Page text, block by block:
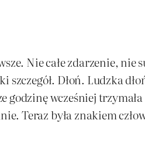
Nie całe zdarzenie,
Dłoń. Ludzka
godzinę wcześniej
Teraz była znakiem